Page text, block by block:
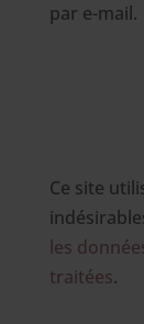
par e-mail.
Ce site
les
traitées.